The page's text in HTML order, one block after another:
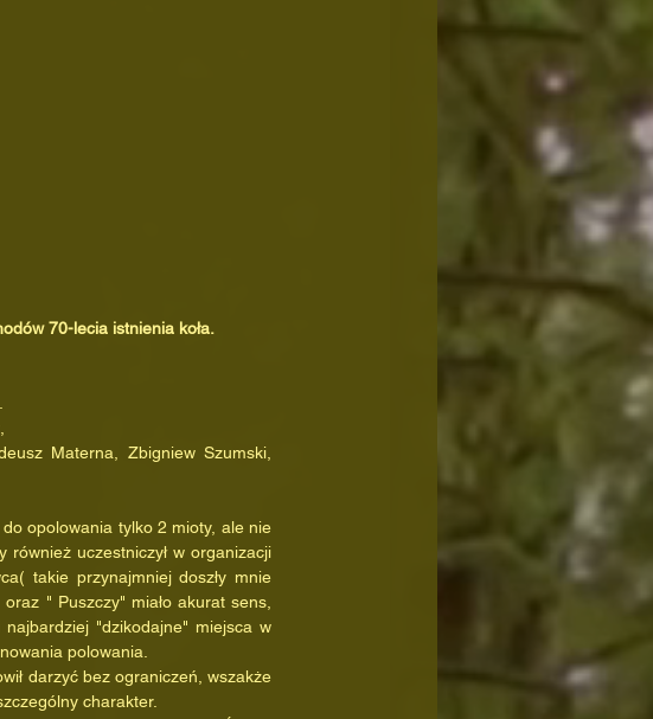
70-lecia istnienia koła.
Materna, Zbigniew Szumski,
również uczestniczył w organizacji
takie przynajmniej doszły mnie
" Puszczy" miało akurat sens,
"dzikodajne" miejsca w
polowania.
charakter.